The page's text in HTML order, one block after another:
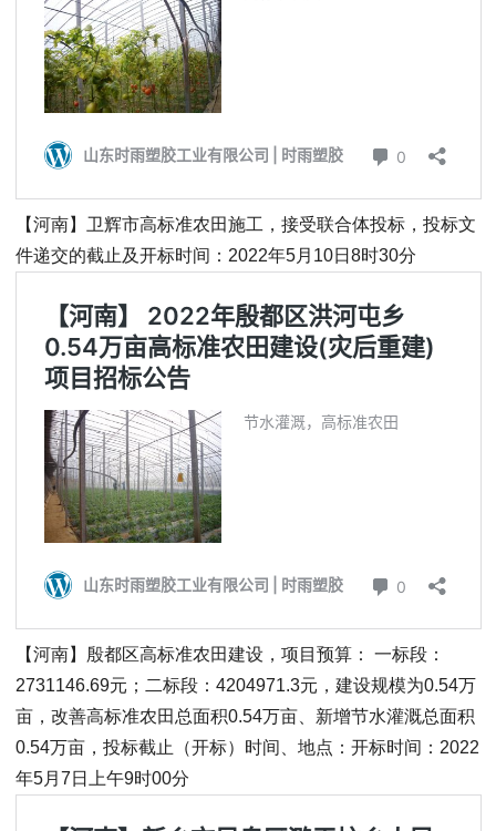
【河南】卫辉市高标准农田施工，接受联合体投标，投标文
件递交的截止及开标时间：2022年5月10日8时30分
【河南】殷都区高标准农田建设，项目预算： 一标段：
2731146.69元；二标段：4204971.3元，建设规模为0.54万
亩，改善高标准农田总面积0.54万亩、新增节水灌溉总面积
0.54万亩，投标截止（开标）时间、地点：开标时间：2022
年5月7日上午9时00分